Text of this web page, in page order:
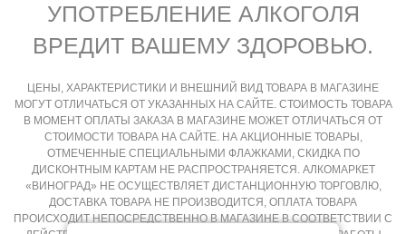
УПОТРЕБЛЕНИЕ АЛКОГОЛЯ
ВРЕДИТ ВАШЕМУ ЗДОРОВЬЮ.
ЦЕНЫ, ХАРАКТЕРИСТИКИ И ВНЕШНИЙ ВИД ТОВАРА В МАГАЗИНЕ
МОГУТ ОТЛИЧАТЬСЯ ОТ УКАЗАННЫХ НА САЙТЕ. СТОИМОСТЬ ТОВАРА
В МОМЕНТ ОПЛАТЫ ЗАКАЗА В МАГАЗИНЕ МОЖЕТ ОТЛИЧАТЬСЯ ОТ
СТОИМОСТИ ТОВАРА НА САЙТЕ. НА АКЦИОННЫЕ ТОВАРЫ,
ОТМЕЧЕННЫЕ СПЕЦИАЛЬНЫМИ ФЛАЖКАМИ, СКИДКА ПО
ДИСКОНТНЫМ КАРТАМ НЕ РАСПРОСТРАНЯЕТСЯ. АЛКОМАРКЕТ
«ВИНОГРАД» НЕ ОСУЩЕСТВЛЯЕТ ДИСТАНЦИОННУЮ ТОРГОВЛЮ,
ДОСТАВКА ТОВАРА НЕ ПРОИЗВОДИТСЯ, ОПЛАТА ТОВАРА
ПРОИСХОДИТ НЕПОСРЕДСТВЕННО В МАГАЗИНЕ В СООТВЕТСТВИИ С